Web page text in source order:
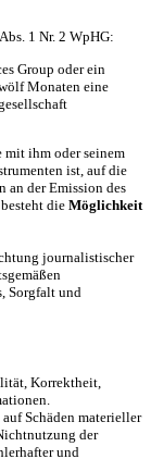
1 Nr. 2 WpHG:
Group oder ein
Monaten eine
mit ihm oder seinem
ist, auf die
an der Emission des
die Möglichkeit
journalistischer
Sorgfalt und
Korrektheit,
Schäden materieller
der
und